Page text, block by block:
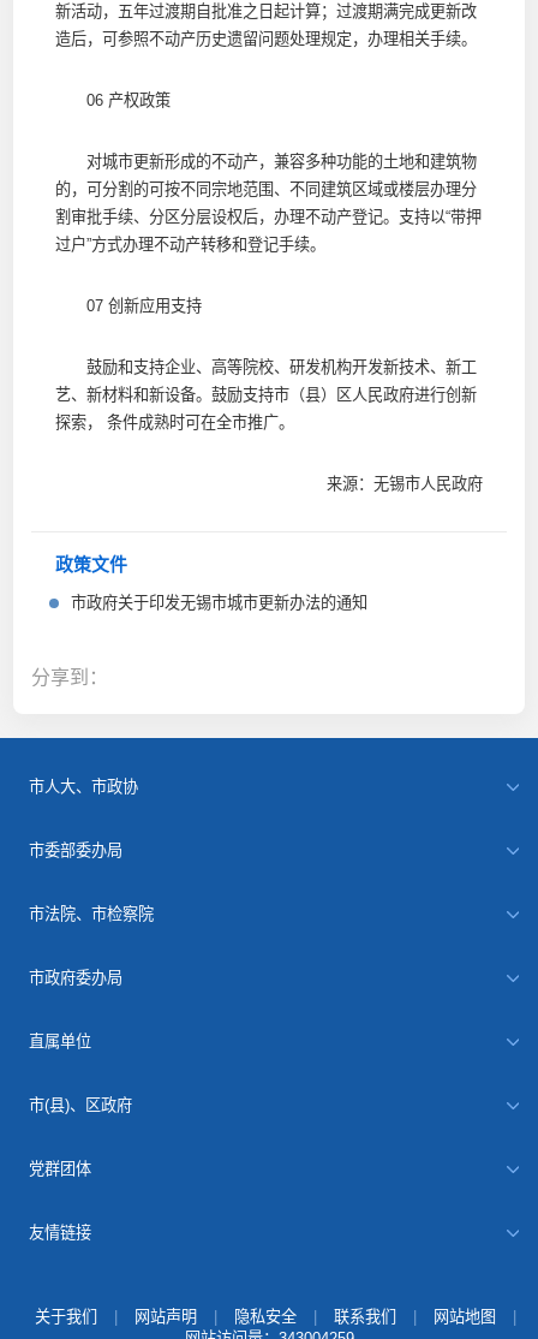
新活动，五年过渡期自批准之日起计算；过渡期满完成更新改
造后，可参照不动产历史遗留问题处理规定，办理相关手续。
06 产权政策
对城市更新形成的不动产，兼容多种功能的土地和建筑物
的，可分割的可按不同宗地范围、不同建筑区域或楼层办理分
割审批手续、分区分层设权后，办理不动产登记。支持以“带押
过户”方式办理不动产转移和登记手续。
07 创新应用支持
鼓励和支持企业、高等院校、研发机构开发新技术、新工
艺、新材料和新设备。鼓励支持市（县）区人民政府进行创新
探索， 条件成熟时可在全市推广。
来源：无锡市人民政府
政策文件
市政府关于印发无锡市城市更新办法的通知
分享到：
市人大、市政协
市委部委办局
市法院、市检察院
市政府委办局
直属单位
市(县)、区政府
党群团体
友情链接
关于我们 网站声明 隐私安全 联系我们 网站地图